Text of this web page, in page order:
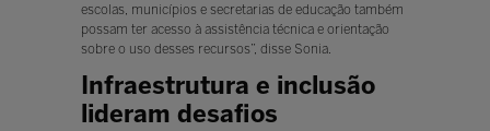
escolas, municípios e secretarias de educação também
possam ter acesso à assistência técnica e orientação
sobre o uso desses recursos”, disse Sonia.
Infraestrutura e inclusão
lideram desafios